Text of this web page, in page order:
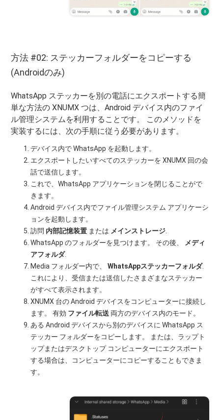
方法 #02: ステッカーフォルダーをコピーする
(Androidのみ)
WhatsApp ステッカーを別の電話にエクスポートする簡
単な方法の XNUMX つは、Android デバイス内のファイ
ル管理システムを利用することです。 このメソッドを
実装するには、次の手順に従う必要があります。
デバイス内で WhatsApp を起動します。
エクスポートしたいすべてのステッカーを XNUMX 回の会
話で送信します。
これで、WhatsApp アプリケーションを閉じることがで
きます。
Android デバイス内でファイル管理システム アプリケーシ
ョンを起動します。
訪問 内部記憶装置 または メインストレージ.
WhatsApp のフォルダーを見つけます。 その後、 メディ
アフォルダ.
Media フォルダー内で、WhatsAppステッカーフォルダ.
これにより、受信または送信したさまざまなステッカー
がすべて表示されます。
XNUMX 台の Android デバイスをコンピューターに接続し
ます。 有効 ファイル転送 両方のデバイス内のモード。
ある Android デバイスから別のデバイスに WhatsApp ス
テッカー フォルダーをコピーします。 または、ラップト
ップまたはデスクトップ コンピューターにエクスポート
する場合は、コンピューターにコピーすることもできま
す。